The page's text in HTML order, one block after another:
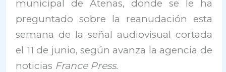
municipal de Atenas, donde se le ha
preguntado sobre la reanudación esta
semana de la señal audiovisual cortada
el 11 de junio, según avanza la agencia de
noticias France Press.